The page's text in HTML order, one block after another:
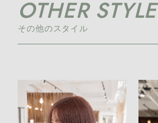
OTHER STYLE
その他のスタイル